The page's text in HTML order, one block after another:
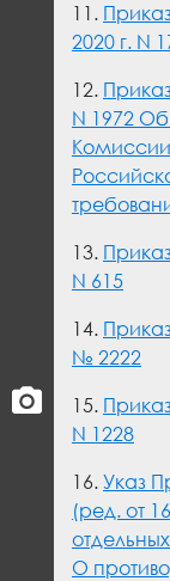
11.
2020 г. N
12.
N 1972
13.
N 615
14.
№ 2222
15.
N 1228
16. Указ
(ред. от
О